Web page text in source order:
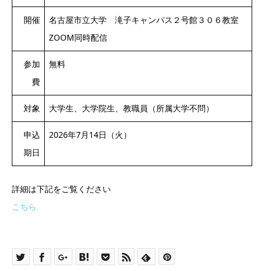
開催
名古屋市立大学 滝子キャンパス２号館３０６教室
ZOOM同時配信
参加
費
無料
対象 大学生、大学院生、教職員（所属大学不問）
申込
期日
2026年7月14日（火）
詳細は下記をご覧ください
こちら